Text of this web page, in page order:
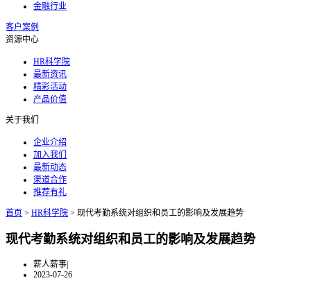
金融行业
客户案例
资源中心
HR科学院
最新资讯
精彩活动
产品价值
关于我们
企业介绍
加入我们
最新动态
渠道合作
推荐有礼
首页 > HR科学院 > 现代考勤系统对组织和员工的影响及发展趋势
现代考勤系统对组织和员工的影响及发展趋势
薪人薪事|
2023-07-26